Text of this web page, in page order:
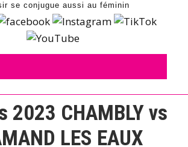
se conjugue aussi au féminin
2023 CHAMBLY vs
LES EAUX